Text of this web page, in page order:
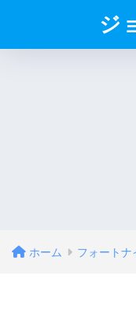
ジ
ホーム フォートナ